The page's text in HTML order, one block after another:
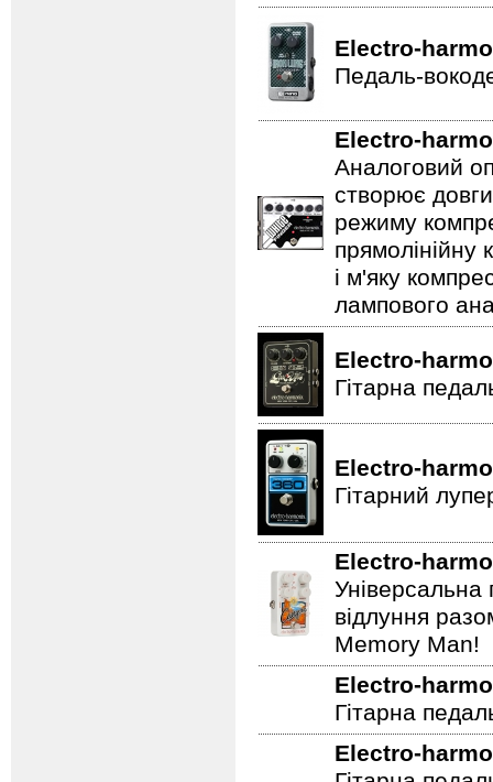
Electro-
Педаль-
Electro-
Аналоговий
створює
режиму
прямолінійну
і м'яку
лампового
Electro-
Гітарна
Electro-
Гітарний
Electro-
Універсальна
відлуння
Memory Man!
Electro-
Гітарна